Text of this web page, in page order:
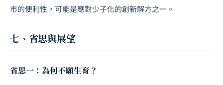
市的便利性，可能是應對少子化的創新解方之一。
七、省思與展望
省思一：為何不願生育？